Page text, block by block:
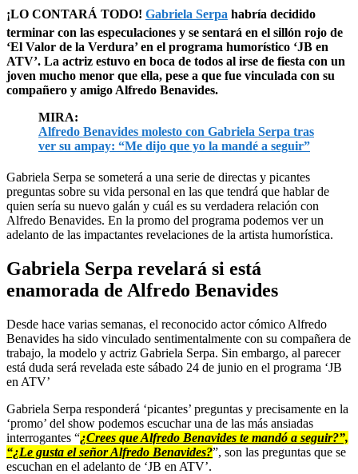
¡LO CONTARÁ TODO! Gabriela Serpa habría decidido
terminar con las especulaciones y se sentará en el sillón rojo de
‘El Valor de la Verdura’ en el programa humorístico ‘JB en
ATV’. La actriz estuvo en boca de todos al irse de fiesta con un
joven mucho menor que ella, pese a que fue vinculada con su
compañero y amigo Alfredo Benavides.
MIRA:
Alfredo Benavides molesto con Gabriela Serpa tras
ver su ampay: “Me dijo que yo la mandé a seguir”
Gabriela Serpa se someterá a una serie de directas y picantes
preguntas sobre su vida personal en las que tendrá que hablar de
quien sería su nuevo galán y cuál es su verdadera relación con
Alfredo Benavides. En la promo del programa podemos ver un
adelanto de las impactantes revelaciones de la artista humorística.
Gabriela Serpa revelará si está
enamorada de Alfredo Benavides
Desde hace varias semanas, el reconocido actor cómico Alfredo
Benavides ha sido vinculado sentimentalmente con su compañera de
trabajo, la modelo y actriz Gabriela Serpa. Sin embargo, al parecer
está duda será revelada este sábado 24 de junio en el programa ‘JB
en ATV’
Gabriela Serpa responderá ‘picantes’ preguntas y precisamente en la
‘promo’ del show podemos escuchar una de las más ansiadas
interrogantes “¿Crees que Alfredo Benavides te mandó a seguir?”,
“¿Le gusta el señor Alfredo Benavides?”, son las preguntas que se
escuchan en el adelanto de ‘JB en ATV’.